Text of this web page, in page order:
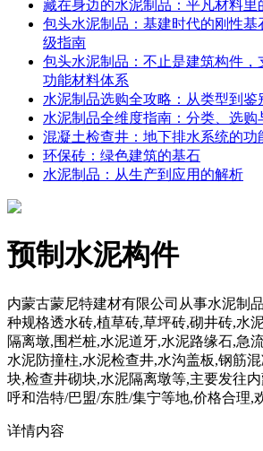
藏在身边的水泥制品：平凡材料里
包头水泥制品：基建时代的刚性基
级指南
包头水泥制品：不止是建筑构件，
功能材料体系
水泥制品选购全攻略：从类型到鉴
水泥制品全维度指南：分类、选购
混凝土检查井：地下排水系统的功
环保砖：绿色建筑的基石
水泥制品：从生产到应用的解析
预制水泥构件
内蒙古蒙尼特建材有限公司从事水泥制
种规格透水砖,植草砖,草坪砖,砌井砖,水
隔离墩,围栏桩,水泥道牙,水泥路缘石,急
水泥防撞柱,水泥检查井,水沟盖板,钢筋
块,检查井砌块,水泥隔离墩等,主要发往
呼和浩特/巴盟/东胜/集宁等地,价格合理,
详情内容